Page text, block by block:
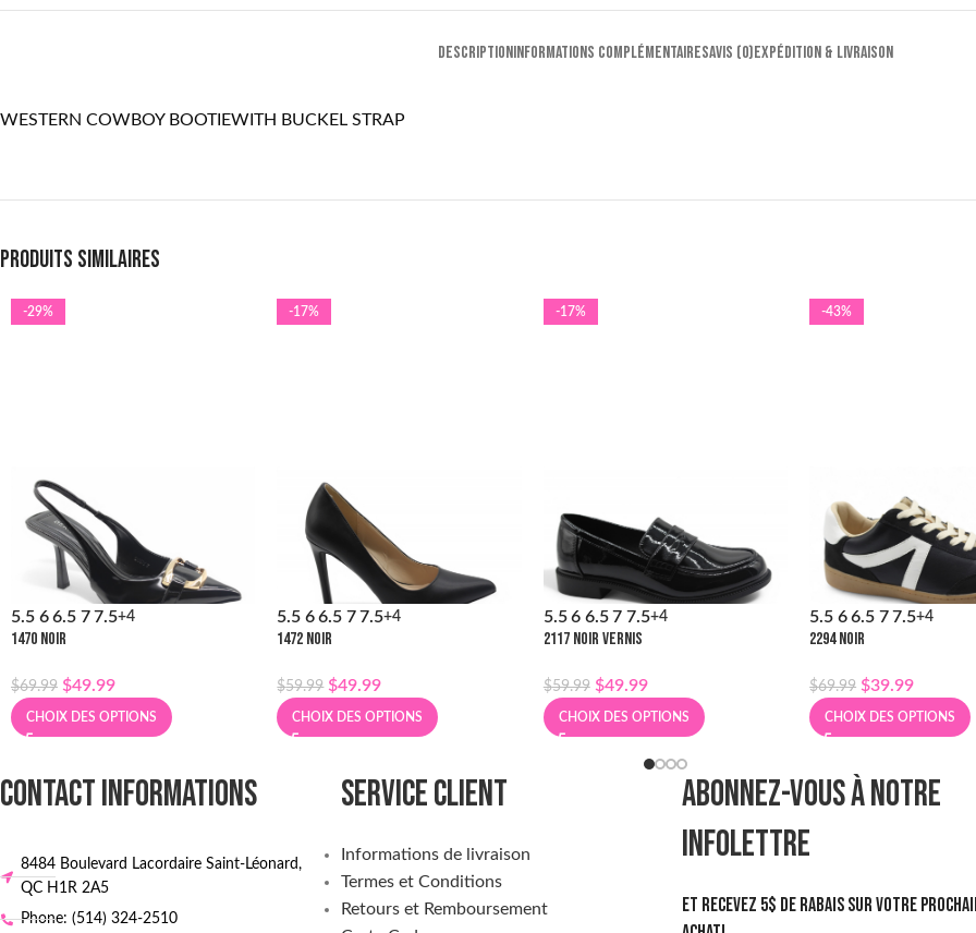
DESCRIPTIONINFORMATIONS COMPLÉMENTAIRESAVIS (0)EXPÉDITION & LIVRAISON
WESTERN COWBOY BOOTIEWITH BUCKEL STRAP
Produits similaires
-29%
5.5 6 6.5 7 7.5+4
1470 NOIR
$69.99 $49.99
CHOIX DES OPTIONS
-17%
5.5 6 6.5 7 7.5+4
1472 NOIR
$59.99 $49.99
CHOIX DES OPTIONS
-17%
5.5 6 6.5 7 7.5+4
2117 NOIR VERNIS
$59.99 $49.99
CHOIX DES OPTIONS
-43%
5.5 6 6.5 7 7.5+4
2294 NOIR
$69.99 $39.99
CHOIX DES OPTIONS
CONTACT INFORMATIONS
8484 Boulevard Lacordaire Saint-Léonard,
QC H1R 2A5
Phone: (514) 324-2510
SERVICE CLIENT
Informations de livraison
Termes et Conditions
Retours et Remboursement
ABONNEZ-VOUS À NOTRE
INFOLETTRE
Et recevez 5$ de rabais sur votre